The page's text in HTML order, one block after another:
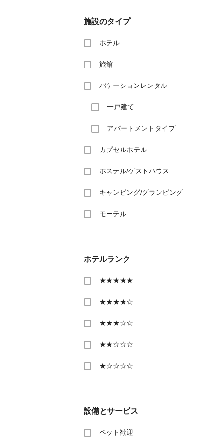
施設のタイプ
ホテル
旅館
バケーションレンタル
一戸建て
アパートメントタイプ
カプセルホテル
ホステル/ゲストハウス
キャンピング/グランピング
モーテル
ホテルランク
★★★★★
★★★★☆
★★★☆☆
★★☆☆☆
★☆☆☆☆
設備とサービス
ペット歓迎